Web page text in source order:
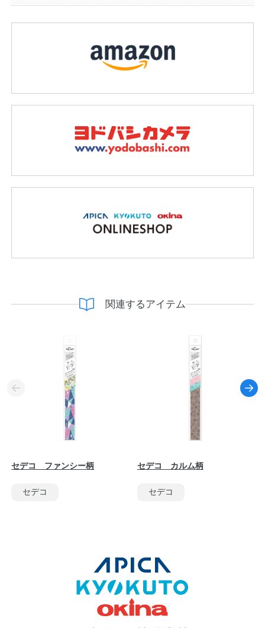
関連するアイテム
セデコ ファンシー柄
セデコ
セデコ カルム柄
セデコ